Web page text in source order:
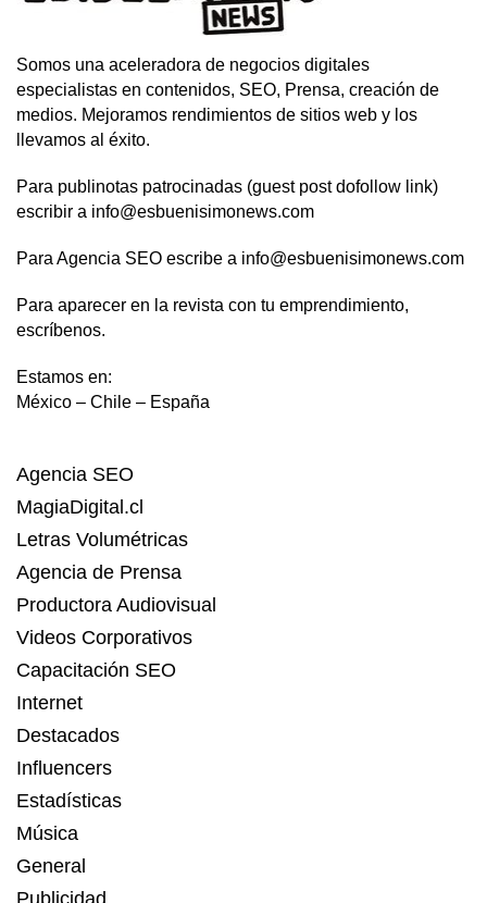
Somos una aceleradora de negocios digitales
especialistas en contenidos, SEO, Prensa, creación de
medios. Mejoramos rendimientos de sitios web y los
llevamos al éxito.
Para publinotas patrocinadas (guest post dofollow link)
escribir a info@esbuenisimonews.com
Para Agencia SEO escribe a info@esbuenisimonews.com
Para aparecer en la revista con tu emprendimiento,
escríbenos.
Estamos en:
México – Chile – España
Agencia SEO
MagiaDigital.cl
Letras Volumétricas
Agencia de Prensa
Productora Audiovisual
Videos Corporativos
Capacitación SEO
Internet
Destacados
Influencers
Estadísticas
Música
General